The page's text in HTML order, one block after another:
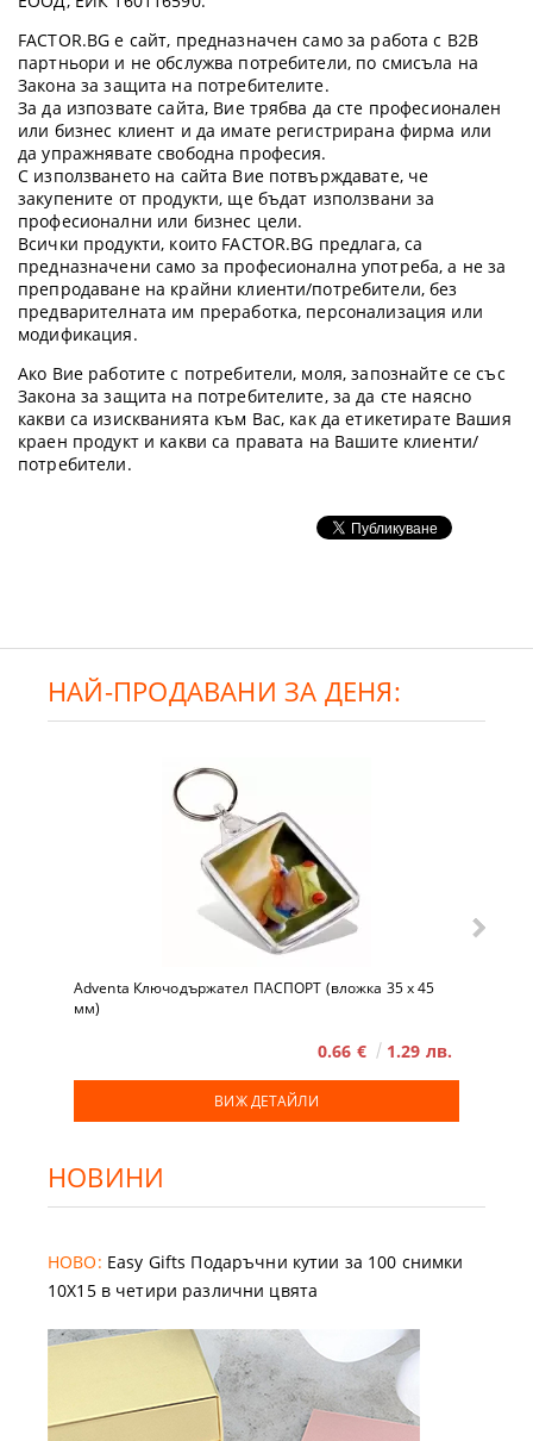
FACTOR.BG е сайт, предназначен само за работа с B2B
партньори и не обслужва потребители, по смисъла на
Закона за защита на потребителите.
За да изпозвате сайта, Вие трябва да сте професионален
или бизнес клиент и да имате регистрирана фирма или
да упражнявате свободна професия.
С използването на сайта Вие потвърждавате, че
закупените от продукти, ще бъдат използвани за
професионални или бизнес цели.
Всички продукти, които FACTOR.BG предлага, са
предназначени само за професионална употреба, а не за
препродаване на крайни клиенти/потребители, без
предварителната им преработка, персонализация или
модификация.
Ако Вие работите с потребители, моля, запознайте се със
Закона за защита на потребителите, за да сте наясно
какви са изискванията към Вас, как да етикетирате Вашия
краен продукт и какви са правата на Вашите клиенти/
потребители.
НАЙ-ПРОДАВАНИ ЗА ДЕНЯ:
Adventa Ключодържател ПАСПОРТ (вложка 35 x 45
мм)
0.66 € 1.29 лв.
ВИЖ ДЕТАЙЛИ
НОВИНИ
НОВО: Easy Gifts Подаръчни кутии за 100 снимки
10X15 в четири различни цвята